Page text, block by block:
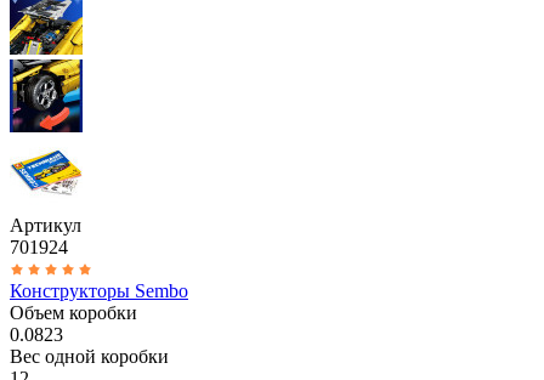
Артикул
701924
Конструкторы Sembo
Объем коробки
0.0823
Вес одной коробки